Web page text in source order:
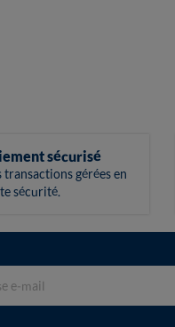
sécurisé
transactions gérées en
sécurité.